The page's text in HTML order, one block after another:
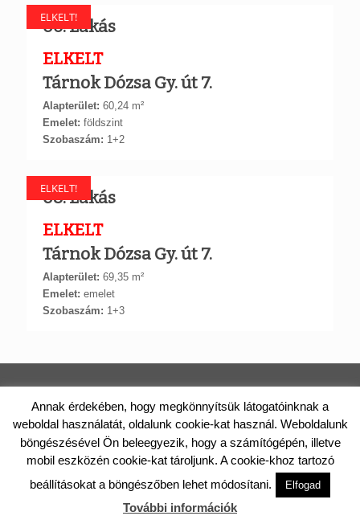
ELKELT!
06. Lakás
ELKELT
Tárnok Dózsa Gy. út 7.
Alapterület: 60,24 m²
Emelet: földszint
Szobaszám: 1+2
ELKELT!
08. Lakás
ELKELT
Tárnok Dózsa Gy. út 7.
Alapterület: 69,35 m²
Emelet: emelet
Szobaszám: 1+3
2461 Tárnok, Rákóczi utca 46/A. Telefon: +36 (20) 988-0122 E-
mail: iroda@tarnokilakas.hu
© 2017 Papp Construct Kft. Minden jog fenntartva.
Eladás és az árváltozás jogát fenntartjuk.
Annak érdekében, hogy megkönnyítsük látogatóinknak a
weboldal használatát, oldalunk cookie-kat használ. Weboldalunk
böngészésével Ön beleegyezik, hogy a számítógépén, illetve
mobil eszközén cookie-kat tároljunk. A cookie-khoz tartozó
beállításokat a böngészőben lehet módosítani.
Elfogad
További információk